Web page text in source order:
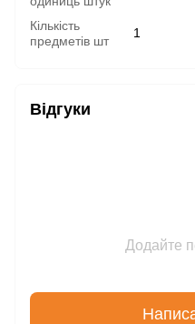
Кількість
предметів шт
1
Відгуки
Додайте